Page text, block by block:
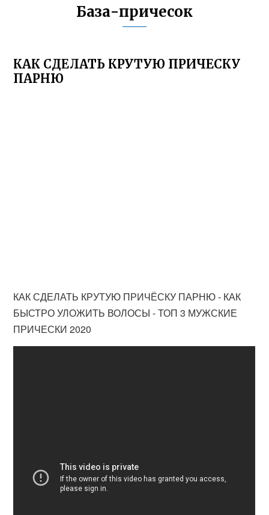
База-причесок
КАК СДЕЛАТЬ КРУТУЮ ПРИЧЕСКУ
ПАРНЮ
КАК СДЕЛАТЬ КРУТУЮ ПРИЧЁСКУ ПАРНЮ - КАК
БЫСТРО УЛОЖИТЬ ВОЛОСЫ - ТОП 3 МУЖСКИЕ
ПРИЧЕСКИ 2020